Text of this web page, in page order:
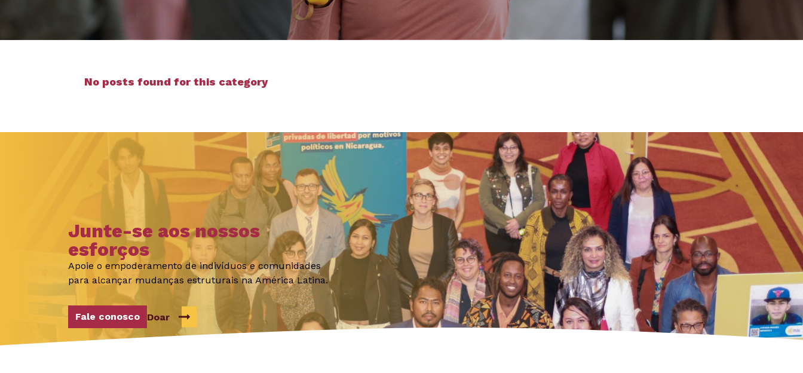
No posts found for this category
Junte-se aos nossos
esforços
Apoie o empoderamento de indivíduos e comunidades
para alcançar mudanças estruturais na América Latina.
Fale conosco Doar